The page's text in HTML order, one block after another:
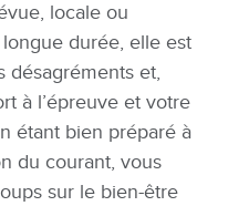
locale ou
durée, elle est
désagréments et,
à l’épreuve et votre
étant bien préparé à
du courant, vous
sur le bien-être